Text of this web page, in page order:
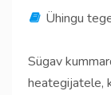
Ühingu
Sügav
heategijatele,